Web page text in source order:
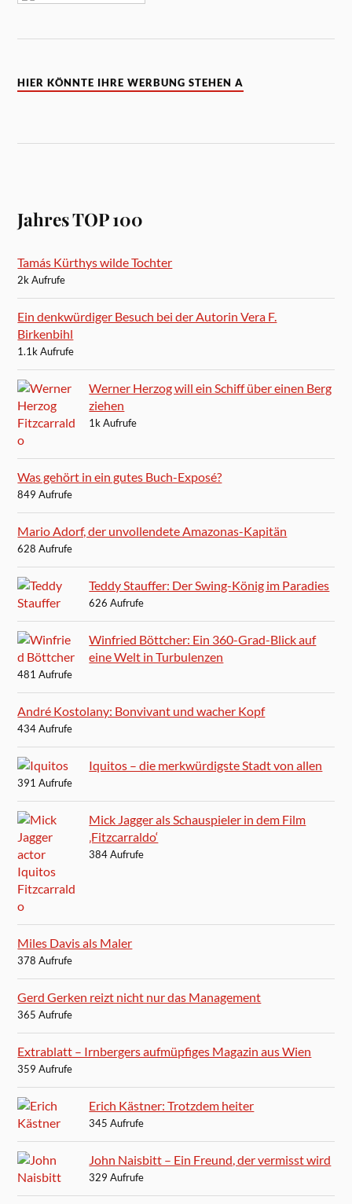
HIER KÖNNTE IHRE WERBUNG STEHEN A
Jahres TOP 100
Tamás Kürthys wilde Tochter
2k Aufrufe
Ein denkwürdiger Besuch bei der Autorin Vera F.
Birkenbihl
1.1k Aufrufe
Werner Herzog will ein Schiff über einen Berg
ziehen
1k Aufrufe
Was gehört in ein gutes Buch-Exposé?
849 Aufrufe
Mario Adorf, der unvollendete Amazonas-Kapitän
628 Aufrufe
Teddy Stauffer: Der Swing-König im Paradies
626 Aufrufe
Winfried Böttcher: Ein 360-Grad-Blick auf
eine Welt in Turbulenzen
481 Aufrufe
André Kostolany: Bonvivant und wacher Kopf
434 Aufrufe
Iquitos – die merkwürdigste Stadt von allen
391 Aufrufe
Mick Jagger als Schauspieler in dem Film
‚Fitzcarraldo‘
384 Aufrufe
Miles Davis als Maler
378 Aufrufe
Gerd Gerken reizt nicht nur das Management
365 Aufrufe
Extrablatt – Irnbergers aufmüpfiges Magazin aus Wien
359 Aufrufe
Erich Kästner: Trotzdem heiter
345 Aufrufe
John Naisbitt – Ein Freund, der vermisst wird
329 Aufrufe